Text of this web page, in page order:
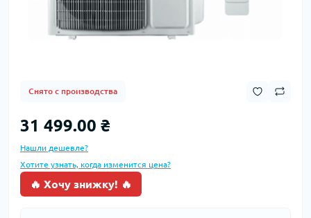
Снято с производства
31 499.00 ₴
Нашли дешевле?
Хотите узнать, когда изменится цена?
🔥 Хочу знижку! 🔥